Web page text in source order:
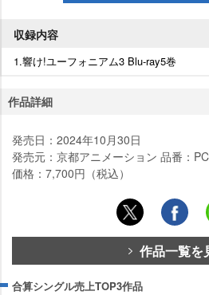
収録内容
1.響け!ユーフォニアム3 Blu-ray5巻
作品詳細
発売日：2024年10月30日
発売元：京都アニメーション 品番：
価格：7,700円（税込）
作品一覧を
合算シングル売上TOP3作品